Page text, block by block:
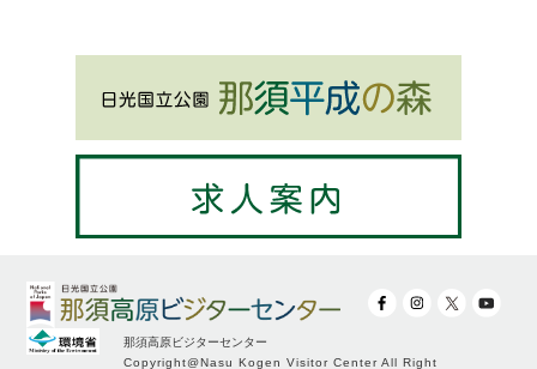
那須高原ビジターセンター
Copyright@Nasu Kogen Visitor Center All Right